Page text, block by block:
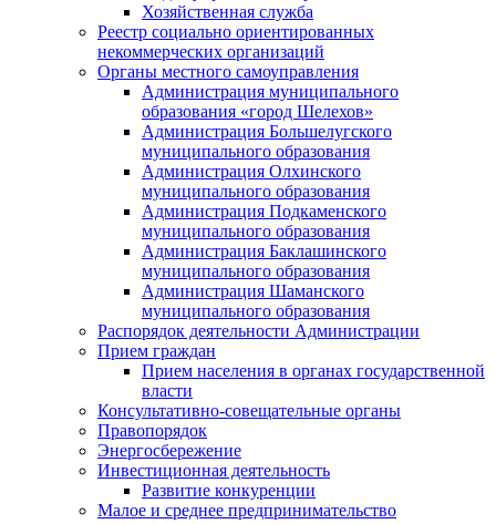
Хозяйственная служба
Реестр социально ориентированных
некоммерческих организаций
Органы местного самоуправления
Администрация муниципального
образования «город Шелехов»
Администрация Большелугского
муниципального образования
Администрация Олхинского
муниципального образования
Администрация Подкаменского
муниципального образования
Администрация Баклашинского
муниципального образования
Администрация Шаманского
муниципального образования
Распорядок деятельности Администрации
Прием граждан
Прием населения в органах государственной
власти
Консультативно-совещательные органы
Правопорядок
Энергосбережение
Инвестиционная деятельность
Развитие конкуренции
Малое и среднее предпринимательство